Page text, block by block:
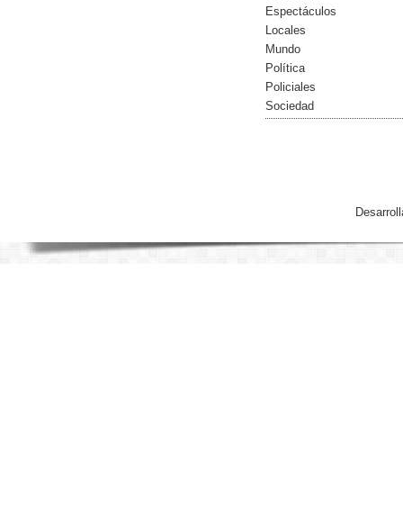
Espectáculos
Locales
Mundo
Política
Policiales
Sociedad